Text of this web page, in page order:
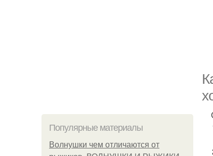
Популярные материалы
Волнушки чем отличаются от